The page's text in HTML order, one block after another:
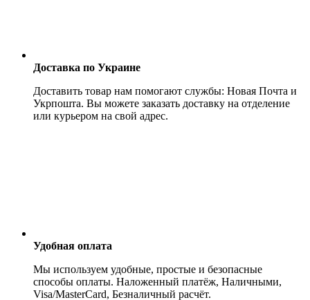
Доставка по Украине
Доставить товар нам помогают службы: Новая Почта и
Укрпошта. Вы можете заказать доставку на отделение
или курьером на свой адрес.
Удобная оплата
Мы используем удобные, простые и безопасные
способы оплаты. Наложенный платёж, Наличными,
Visa/MasterCard, Безналичный расчёт.